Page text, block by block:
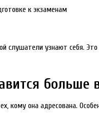
к экзаменам
слушатели узнают себя.
больше
кому она адресована.